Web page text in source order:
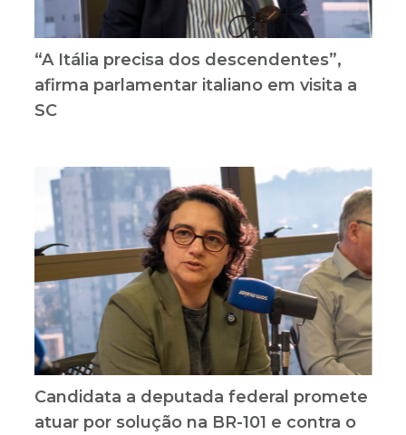
“A Itália precisa dos descendentes”,
afirma parlamentar italiano em visita a
SC
Candidata a deputada federal promete
atuar por solução na BR-101 e contra o